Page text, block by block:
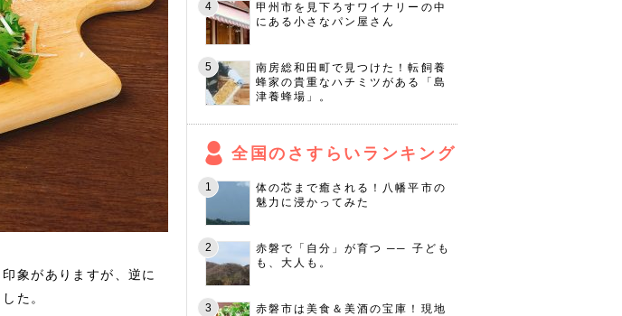
象がありますが、逆に
た。
甲州市を見下ろすワイナリーの中
にある小さなパン屋さん
南房総和田町で見つけた！転飼養
蜂家の貴重なハチミツがある「島
津養蜂場」。
全国のさすらいランキング
体の芯まで癒される！八幡平市の
魅力に浸かってみた
赤磐で「自分」が育つ ── 子ども
も、大人も。
赤磐市は美食＆美酒の宝庫！現地